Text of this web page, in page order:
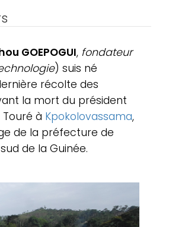
GOEPOGUI, fondateur
) suis né
récolte des
la mort du président
à Kpokolovassama,
de la préfecture de
de la Guinée.